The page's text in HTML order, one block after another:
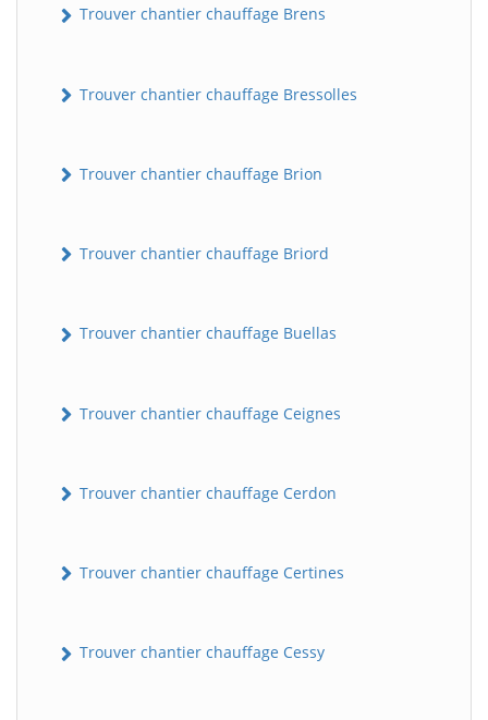
Trouver chantier chauffage Brens
Trouver chantier chauffage Bressolles
Trouver chantier chauffage Brion
Trouver chantier chauffage Briord
Trouver chantier chauffage Buellas
Trouver chantier chauffage Ceignes
Trouver chantier chauffage Cerdon
Trouver chantier chauffage Certines
Trouver chantier chauffage Cessy